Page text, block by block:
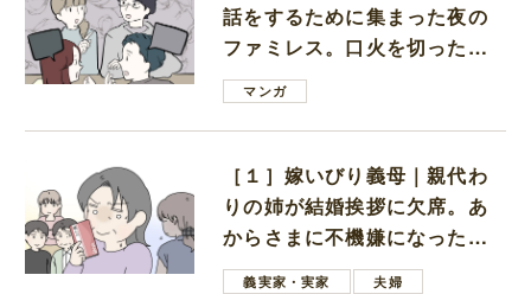
話をするために集まった夜の
ファミレス。口火を切ったの
は電車好きの男の子ママ
マンガ
［１］嫁いびり義母｜親代わ
りの姉が結婚挨拶に欠席。あ
からさまに不機嫌になった義
母義実家・実家
夫婦